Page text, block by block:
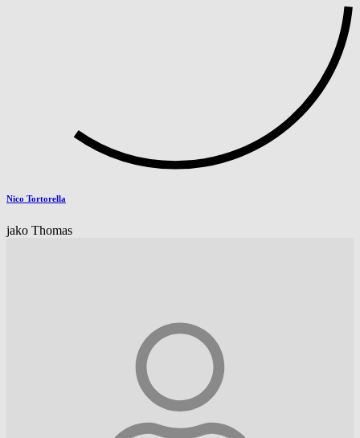
Nico Tortorella
jako Thomas